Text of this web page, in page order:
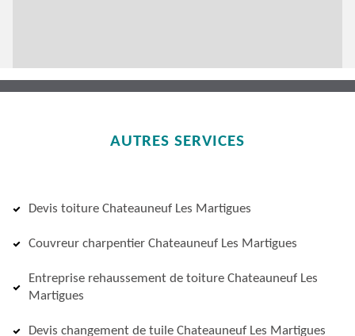
AUTRES SERVICES
Devis toiture Chateauneuf Les Martigues
Couvreur charpentier Chateauneuf Les Martigues
Entreprise rehaussement de toiture Chateauneuf Les
Martigues
Devis changement de tuile Chateauneuf Les Martigues